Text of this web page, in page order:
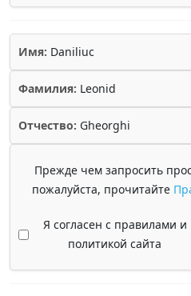
Имя: Daniliuc
Фамилия: Leonid
Отчество: Gheorghi
Прежде чем запросить
пожалуйста, прочитайте
Я согласен с правилами и
политикой сайта